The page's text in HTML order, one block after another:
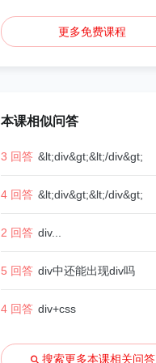
更多免费课程
本课相似问答
3 回答 &lt;div&gt;&lt;/div&gt;
4 回答 &lt;div&gt;&lt;/div&gt;
2 回答 div...
5 回答 div中还能出现div吗
4 回答 div+css
搜索更多本课相关问答